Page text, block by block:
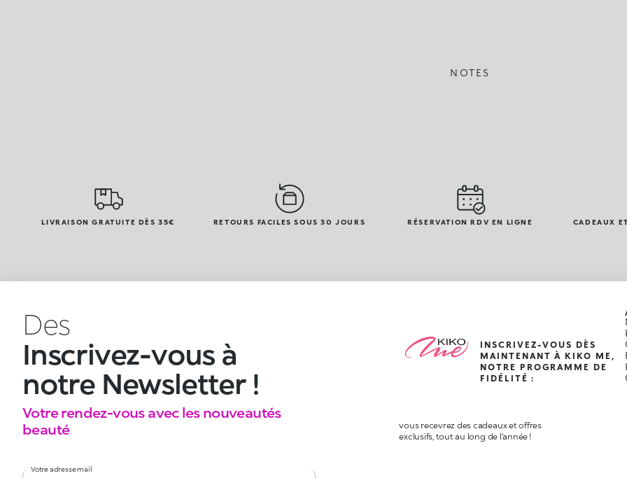
NOTES
LIVRAISON GRATUITE DÈS 35€ RETOURS FACILES SOUS 30 JOURS RÉSERVATION RDV EN LIGNE CADEAUX
Des
Inscrivez-vous à
notre Newsletter !
Votre rendez-vous avec les nouveautés
beauté
Votre adresse mail
INSCRIVEZ-VOUS DÈS
MAINTENANT À KIKO ME,
NOTRE PROGRAMME DE
FIDÉLITÉ :
vous recevrez des cadeaux et offres
exclusifs, tout au long de l'année !